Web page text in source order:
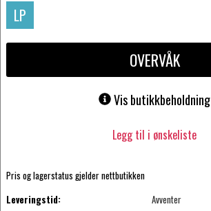
LP
OVERVÅK
Vis butikkbeholdning
Legg til i ønskeliste
Pris og lagerstatus gjelder nettbutikken
Leveringstid:
Avventer